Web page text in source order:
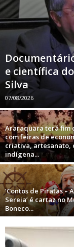
e científica
Silva
07/08/2026
Araraquara terá fim
com feiras de
criativa, artesanato,
indígena...
‘Contos de Piratas –
Sereia’ é cartaz no
Boneco...